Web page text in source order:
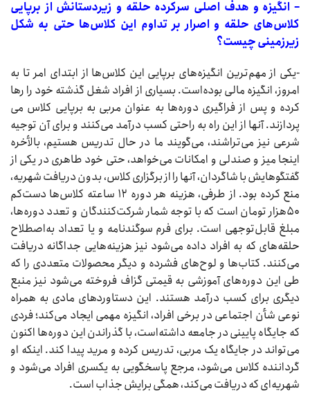
– انگیزه و هدف اصلی سرکرده حلقه و زیردستانش از برپایی
کلاس‌های حلقه و اصرار بر تداوم این کلاس‌ها حتی به شکل
زیرزمینی چیست؟
-یکی از مهم‌ترین انگیزه‌های برپایی این کلاس‌ها از ابتدای امر تا به
امروز، انگیزه مالی بوده‌است. بسیاری از افراد شغل گذشته خود را رها
کرده و پس از فراگیری دوره‌ها به عنوان مربی به برپایی کلاس می
پردازند. آنها از این راه به راحتی کسب درآمد می‌کنند و برای آن توجیه
شرعی نیز می‌تراشند، می‌گویند ما در حال تدریس هستیم، ‌بالأخره
اینجا میز و صندلی و امکانات می‌خواهد، حتی خود طاهری در یکی از
گفتگوهایش با شاگردان، آنها را از برگزاری کلاس، بدون دریافت شهریه،
منع کرده بود. از طرفی، هزینه هر دوره ۱۲ ساعته کلاس‌ها دست‌کم
۵۰هزار تومان است که با توجه شمار شرکت‌کنندگان و تعدد دوره‌ها،‌
مبلغ قابل‌توجهی است. برای فرم سوگندنامه و یا تعداد به‌اصطلاح
حلقه‌های که به افراد داده می‌شود نیز هزینه‌هایی جداگانه دریافت
می‌کنند. کتاب‌ها و لوح‌های فشرده‌ و دیگر محصولات متعددی را که
طی این دوره‌های آموزشی به قیمتی گزاف فروخته می‌شود نیز منبع
دیگری برای کسب درآمد هستند. این دستاوردهای مادی به همراه
نوعی شأن اجتماعی در برخی افراد، انگیزه مهمی ایجاد می‌کند؛ فردی
که جایگاه پایینی در جامعه داشته‌است، ‌با گذراندن این دوره‌ها اکنون
می‌تواند در جایگاه یک مربی، تدریس کرده و مرید پیدا کند. اینکه او
گرداننده کلاس می‌شود، مرجع پاسخگویی به یکسری افراد می‌شود و
شهریه‌ای که دریافت می‌کند،‌ همگی برایش جذاب است.